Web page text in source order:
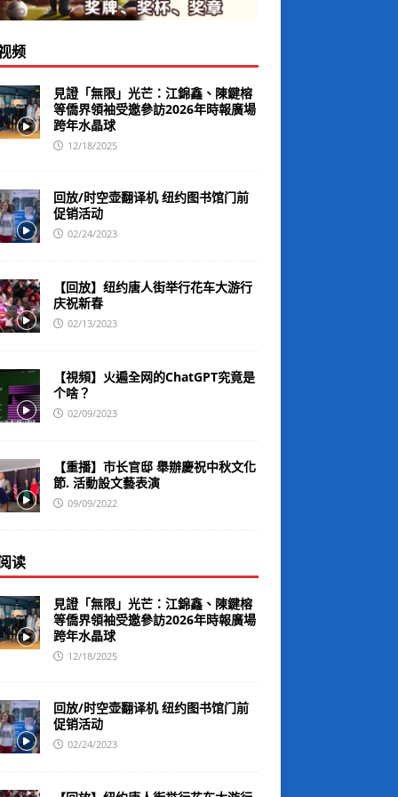
频
見證「無限」光芒：江錦鑫、陳鍵榕
等僑界領袖受邀參訪2026年時報廣場
跨年水晶球
12/18/2025
回放/时空壶翻译机 纽约图书馆门前
促销活动
02/24/2023
【回放】纽约唐人街举行花车大游行
庆祝新春
02/13/2023
【視頻】火遍全网的ChatGPT究竟是
个啥？
02/09/2023
【重播】市长官邸 舉辦慶祝中秋文化
節. 活動設文藝表演
09/09/2022
读
見證「無限」光芒：江錦鑫、陳鍵榕
等僑界領袖受邀參訪2026年時報廣場
跨年水晶球
12/18/2025
回放/时空壶翻译机 纽约图书馆门前
促销活动
02/24/2023